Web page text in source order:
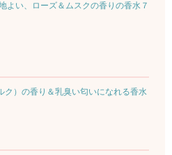
よい、ローズ＆ムスクの香りの香水７
ク）の香り＆乳臭い匂いになれる香水